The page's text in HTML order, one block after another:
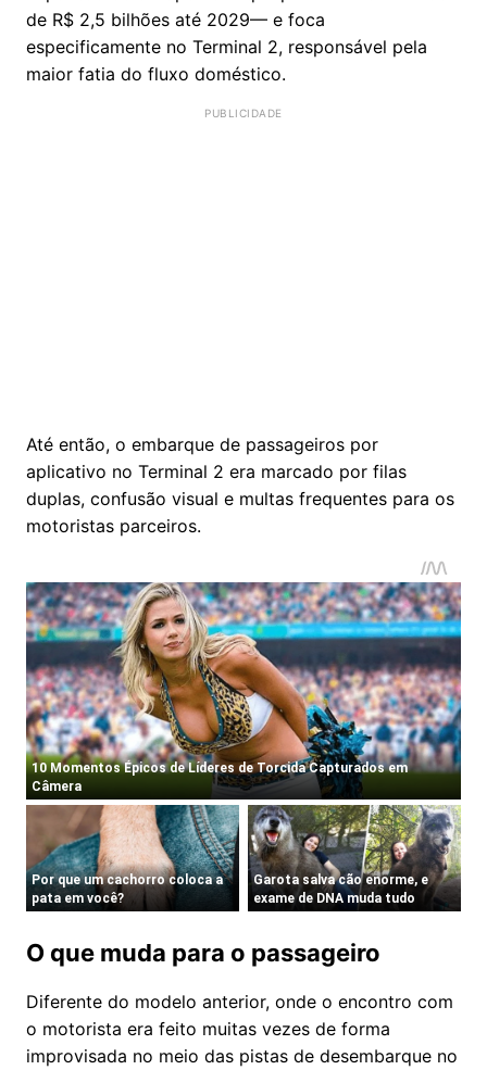
de R$ 2,5 bilhões até 2029— e foca
especificamente no Terminal 2, responsável pela
maior fatia do fluxo doméstico.
Até então, o embarque de passageiros por
aplicativo no Terminal 2 era marcado por filas
duplas, confusão visual e multas frequentes para os
motoristas parceiros.
​O que muda para o passageiro
​Diferente do modelo anterior, onde o encontro com
o motorista era feito muitas vezes de forma
improvisada no meio das pistas de desembarque no